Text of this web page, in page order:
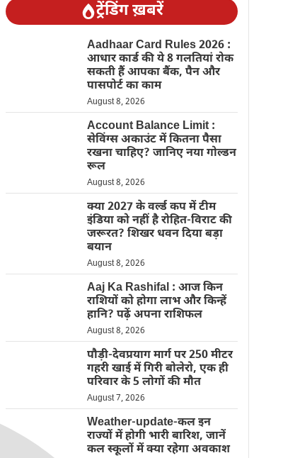
ट्रेंडिंग ख़बरें
Aadhaar Card Rules 2026 :
आधार कार्ड की ये 8 गलतियां रोक
सकती हैं आपका बैंक, पैन और
पासपोर्ट का काम
August 8, 2026
Account Balance Limit :
सेविंग्स अकाउंट में कितना पैसा
रखना चाहिए? जानिए नया गोल्डन
रूल
August 8, 2026
क्या 2027 के वर्ल्ड कप में टीम
इंडिया को नहीं है रोहित-विराट की
जरूरत? शिखर धवन दिया बड़ा
बयान
August 8, 2026
Aaj Ka Rashifal : आज किन
राशियों को होगा लाभ और किन्हें
हानि? पढ़ें अपना राशिफल
August 8, 2026
पौड़ी-देवप्रयाग मार्ग पर 250 मीटर
गहरी खाई में गिरी बोलेरो, एक ही
परिवार के 5 लोगों की मौत
August 7, 2026
Weather-update-कल इन
राज्यों में होगी भारी बारिश, जानें
कल स्कूलों में क्या रहेगा अवकाश